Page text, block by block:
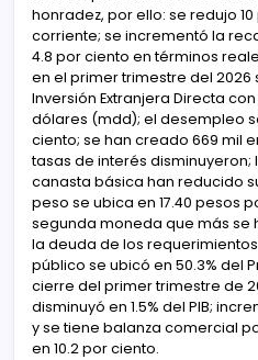
honradez, por ello: se redujo
corriente; se incrementó la
4.8 por ciento en términos
en el primer trimestre del 2026
Inversión Extranjera Directa
dólares (mdd); el desempleo
ciento; se han creado 669 mil
tasas de interés disminuyeron;
canasta básica han reducido
peso se ubica en 17.40 pesos
segunda moneda que más se
la deuda de los
público se ubicó en 50.3% del
cierre del primer trimestre de
disminuyó en 1.5% del PIB;
y se tiene balanza comercial
en 10.2 por ciento.